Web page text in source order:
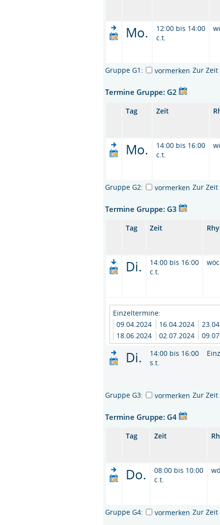
Mo.
12:00 bis 14:00
c.t.
Gruppe G1: vormerken Zur
Termine Gruppe: G2
Tag Zeit
Mo.
14:00 bis 16:00
c.t.
Gruppe G2: vormerken Zur
Termine Gruppe: G3
Tag Zeit
Di.
14:00 bis 16:00
c.t.
Einzeltermine:
09.04.2024
16.04.2024
18.06.2024
02.07.2024
Di.
14:00 bis 16:00
s.t.
Gruppe G3: vormerken Zur
Termine Gruppe: G4
Tag Zeit
Do.
08:00 bis 10:00
c.t.
Gruppe G4: vormerken Zur